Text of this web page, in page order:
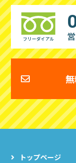
フリーダイアル
トップページ